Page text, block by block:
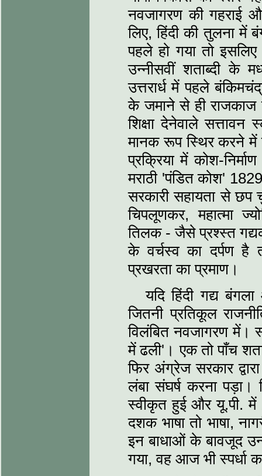
नवजागरण की गहराई
लिए, हिंदी की तुलना में
पहले हो गया तो
उन्‍नीसवीं शताब्‍दी के
उत्तरार्ध में पहले
के जमाने से ही राजकाज
शिक्षा देनेवाले
मानक रूप स्थिर करने में
प्रक्रिया में कोश-
मराठी 'पंडित कोश'
सरकारी सहायता से छप
चिपलूणकर, महात्‍मा
तिलक - जैसे प्रश्‍स्‍त
के वर्चस्‍व का दर्पण है
प्रखरता का प्रमाण।
यदि हिंदी गद्य
जितनी प्रतिकूल
विलंबित नवजागरण में।
में ढली'। एक तो पाँच
फिर अंग्रेज सरकार
लंबा संघर्ष करना पड़ा।
स्‍वीकृत हुई और यू.पी. में
दशक भाषा तो भाषा,
इन बाधाओं के बावजूद
गया, वह आज भी स्‍पर्धा